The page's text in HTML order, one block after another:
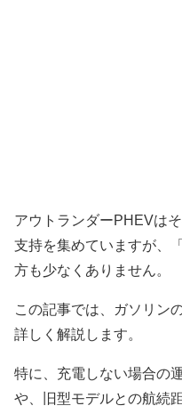
アウトランダーPHEVは
支持を集めていますが、
方も少なくありません。
この記事では、ガソリン
詳しく解説します。
特に、充電しない場合の
や、旧型モデルとの航続